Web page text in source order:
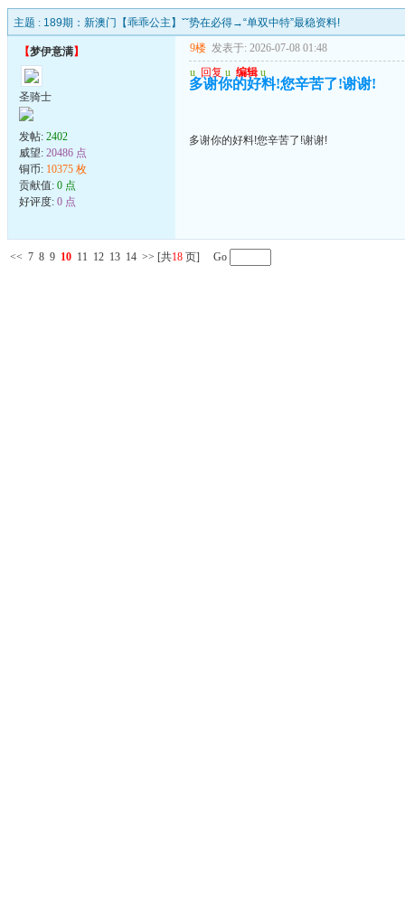
主题 : 189期：新澳门【乖乖公主】ˇˇ势在必得→“单双中特”最稳资料!
【梦伊意满】
圣骑士
发帖: 2402
威望: 20486 点
铜币: 10375 枚
贡献值: 0 点
好评度: 0 点
9楼 发表于: 2026-07-08 01:48
u 回复 u 编辑 u
多谢你的好料!您辛苦了!谢谢!
多谢你的好料!您辛苦了!谢谢!
<< 7 8 9 10 11 12 13 14 >> [共18 页] Go